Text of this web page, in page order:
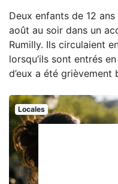
Deux enfants de 12
août au soir dans un
Rumilly. Ils circulaient
lorsqu’ils sont entrés
d’eux a été grièvement
Locales